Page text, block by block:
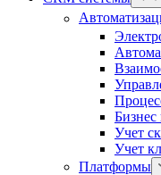
Бизнес
Учет
Учет
Платформы